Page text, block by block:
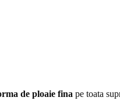
de ploaie fina pe toata